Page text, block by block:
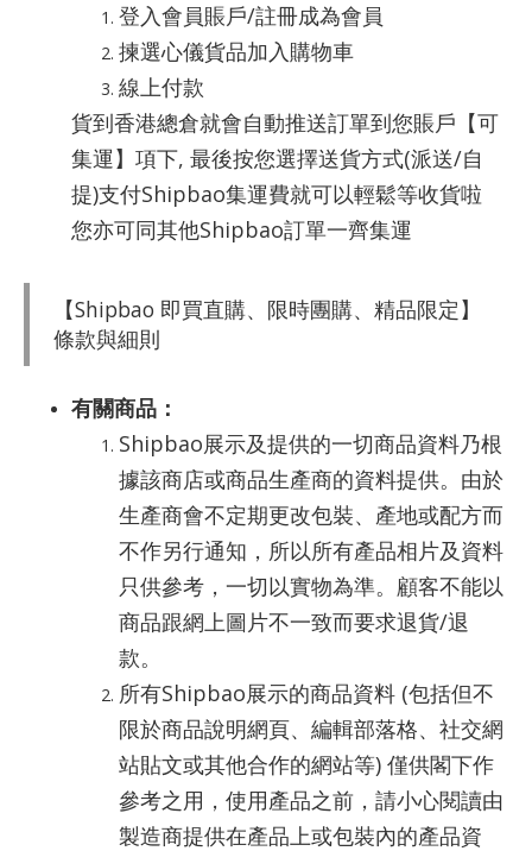
登入會員賬戶/註冊成為會員
揀選心儀貨品加入購物車
線上付款
貨到香港總倉就會自動推送訂單到您賬戶【可
集運】項下, 最後按您選擇送貨方式(派送/自
提)支付Shipbao集運費就可以輕鬆等收貨啦
您亦可同其他Shipbao訂單一齊集運
【Shipbao 即買直購、限時團購、精品限定】
條款與細則
有關商品：
Shipbao展示及提供的一切商品資料乃根
據該商店或商品生產商的資料提供。由於
生產商會不定期更改包裝、產地或配方而
不作另行通知，所以所有產品相片及資料
只供參考，一切以實物為準。顧客不能以
商品跟網上圖片不一致而要求退貨/退
款。
所有Shipbao展示的商品資料 (包括但不
限於商品說明網頁、編輯部落格、社交網
站貼文或其他合作的網站等) 僅供閣下作
參考之用，使用產品之前，請小心閱讀由
製造商提供在產品上或包裝內的產品資